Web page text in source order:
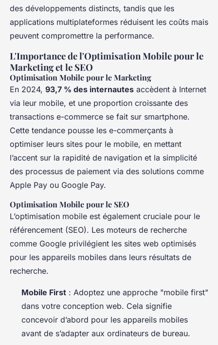
des développements distincts, tandis que les
applications multiplateformes réduisent les coûts mais
peuvent compromettre la performance.
L'Importance de l'Optimisation Mobile pour le
Marketing et le SEO
Optimisation Mobile pour le Marketing
En 2024, 93,7 % des internautes accèdent à Internet
via leur mobile, et une proportion croissante des
transactions e-commerce se fait sur smartphone.
Cette tendance pousse les e-commerçants à
optimiser leurs sites pour le mobile, en mettant
l’accent sur la rapidité de navigation et la simplicité
des processus de paiement via des solutions comme
Apple Pay ou Google Pay.
Optimisation Mobile pour le SEO
L’optimisation mobile est également cruciale pour le
référencement (SEO). Les moteurs de recherche
comme Google privilégient les sites web optimisés
pour les appareils mobiles dans leurs résultats de
recherche.
Mobile First : Adoptez une approche "mobile first"
dans votre conception web. Cela signifie
concevoir d’abord pour les appareils mobiles
avant de s’adapter aux ordinateurs de bureau.